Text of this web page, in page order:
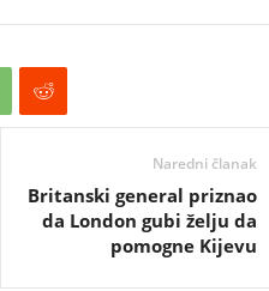
Naredni članak
Britanski general priznao
da London gubi želju da
pomogne Kijevu